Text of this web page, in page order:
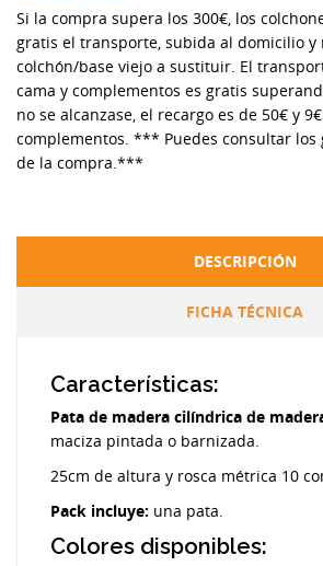
Si la compra supera los 300€, los
gratis el transporte, subida al domicilio y
colchón/base viejo a sustituir. El
cama y complementos es gratis
no se alcanzase, el recargo es de 50€ y
complementos. *** Puedes consultar los
de la compra.***
DESCRIPCIÓN
FICHA TÉCNICA
Características:
Pata de madera cilíndrica de
maciza pintada o barnizada.
25cm de altura y rosca métrica 10
Pack incluye: una pata.
Colores disponibles: